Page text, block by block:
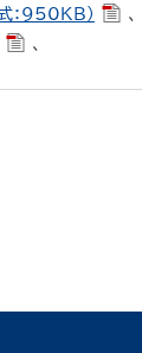
：950KB）
、